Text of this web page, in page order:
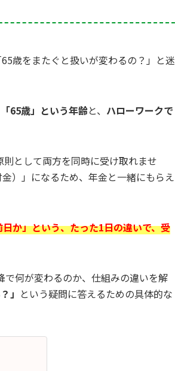
歳をまたぐと扱いが変わるの？」と迷
「65歳」という年齢と、 ハローワークで
として両方を同時に受け取れませ
）」になるため、年金と一緒にもらえ
か」という、たった1日の違いで、受
何が変わるのか、仕組みの違いを解
」 という疑問に答えるための具体的な